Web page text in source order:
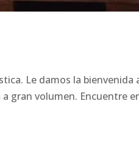
Le damos la bienvenida
gran volumen. Encuentre